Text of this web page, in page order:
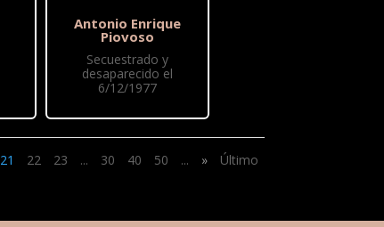
Antonio Enrique
Piovoso
Secuestrado y
desaparecido el
6/12/1977
21 22 23 ... 30 40 50 ... » Último